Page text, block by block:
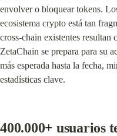
envolver o bloquear tokens.
ecosistema crypto está tan
cross-chain existentes resultan
ZetaChain se prepara para su
más esperada hasta la fecha,
estadísticas clave.
400.000+ usuarios